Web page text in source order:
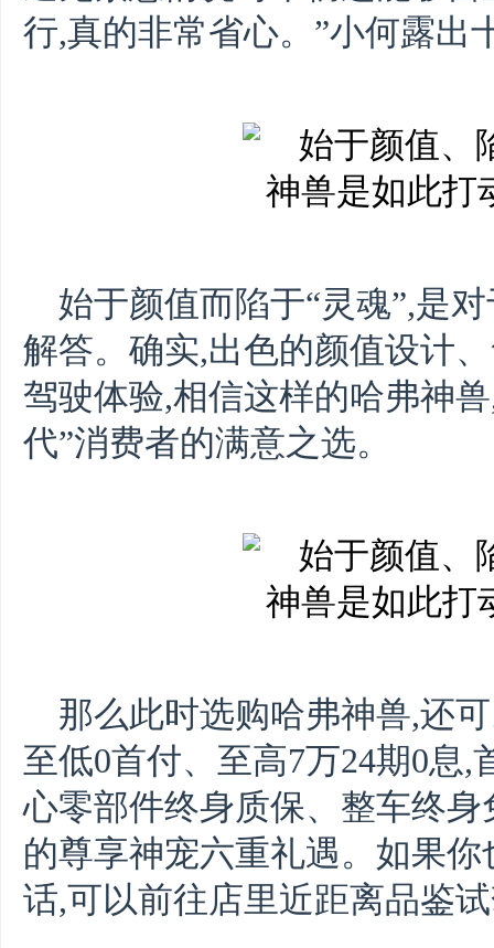
行,真的非常省心。”小何露出
始于颜值而陷于“灵魂”,是
解答。确实,出色的颜值设计
驾驶体验,相信这样的哈弗神
代”消费者的满意之选。
那么此时选购哈弗神兽,还
至低0首付、至高7万24期0息
心零部件终身质保、整车终
的尊享神宠六重礼遇。如果
话,可以前往店里近距离品鉴